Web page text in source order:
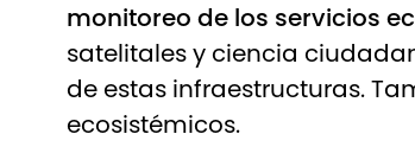
monitoreo de los servicios
satelitales y ciencia
de estas infraestructuras.
ecosistémicos.